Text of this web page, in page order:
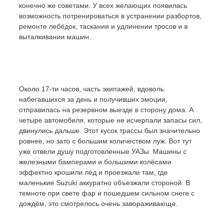
конечно же советами. У всех желающих появилась
возможность потренироваться в устранении разбортов,
ремонте лебёдок, таскании и удлинении тросов и в
выталкивании машин.
Около 17-ти часов, часть экипажей, вдоволь
набегавшихся за день и получивших эмоции,
отправилась на резервном выезде в сторону дома. А
четыре автомобиля, которые не исчерпали запасы сил,
двинулись дальше. Этот кусок трассы был значительно
ровнее, но зато с большим количеством луж. Вот тут
уже отвели душу подготовленные УАЗы. Машины с
железными бамперами и большими колёсами
эффектно крошили лёд и проезжали там, где
маленькие Suzuki аккуратно объезжали стороной. В
темноте при свете фар и пошедшем сильном снеге с
дождём, это смотрелось очень завораживающе.